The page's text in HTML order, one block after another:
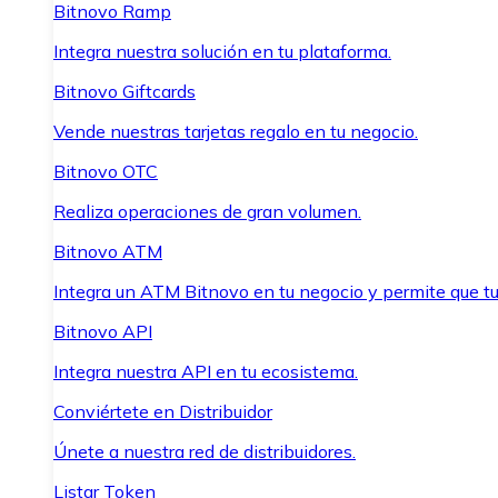
Bitnovo Ramp
Integra nuestra solución en tu plataforma.
Bitnovo Giftcards
Vende nuestras tarjetas regalo en tu negocio.
Bitnovo OTC
Realiza operaciones de gran volumen.
Bitnovo ATM
Integra un ATM Bitnovo en tu negocio y permite que
Bitnovo API
Integra nuestra API en tu ecosistema.
Conviértete en Distribuidor
Únete a nuestra red de distribuidores.
Listar Token